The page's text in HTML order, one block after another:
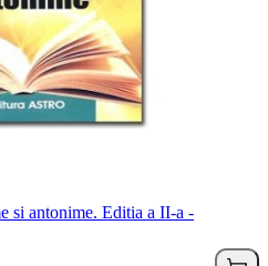
si antonime. Editia a II-a -